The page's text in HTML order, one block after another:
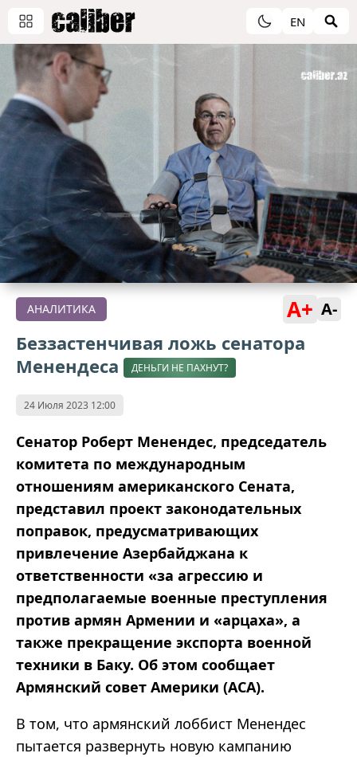
EN
АНАЛИТИКА A+ A-
Беззастенчивая ложь сенатора
Менендеса
ДЕНЬГИ НЕ ПАХНУТ?
24 Июля 2023 12:00
Сенатор Роберт Менендес, председатель
комитета по международным
отношениям американского Сената,
представил проект законодательных
поправок, предусматривающих
привлечение Азербайджана к
ответственности «за агрессию и
предполагаемые военные преступления
против армян Армении и «арцаха», а
также прекращение экспорта военной
техники в Баку. Об этом сообщает
Армянский совет Америки (АСА).
В том, что армянский лоббист Менендес
пытается развернуть новую кампанию